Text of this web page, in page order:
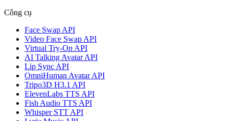
Công cụ
Face Swap API
Video Face Swap API
Virtual Try-On API
AI Talking Avatar API
Lip Sync API
OmniHuman Avatar API
Tripo3D H3.1 API
ElevenLabs TTS API
Fish Audio TTS API
Whisper STT API